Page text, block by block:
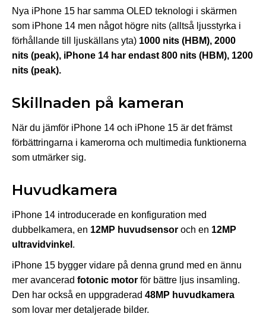
Nya iPhone 15 har samma OLED teknologi i skärmen
som iPhone 14 men något högre nits (alltså ljusstyrka i
förhållande till ljuskällans yta) 1000 nits (HBM), 2000
nits (peak), iPhone 14 har endast 800 nits (HBM), 1200
nits (peak).
Skillnaden på kameran
När du jämför iPhone 14 och iPhone 15 är det främst
förbättringarna i kamerorna och multimedia funktionerna
som utmärker sig.
Huvudkamera
iPhone 14 introducerade en konfiguration med
dubbelkamera, en 12MP huvudsensor och en 12MP
ultravidvinkel .
iPhone 15 bygger vidare på denna grund med en ännu
mer avancerad fotonic motor för bättre ljus insamling.
Den har också en uppgraderad 48MP huvudkamera
som lovar mer detaljerade bilder.